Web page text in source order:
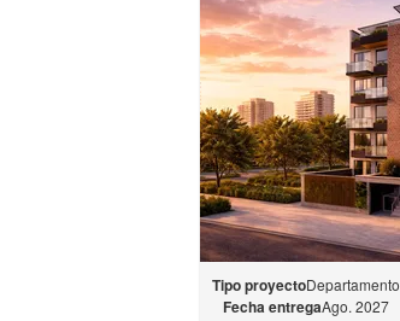
Tipo proyectoDepartamento
Fecha entregaAgo. 2027